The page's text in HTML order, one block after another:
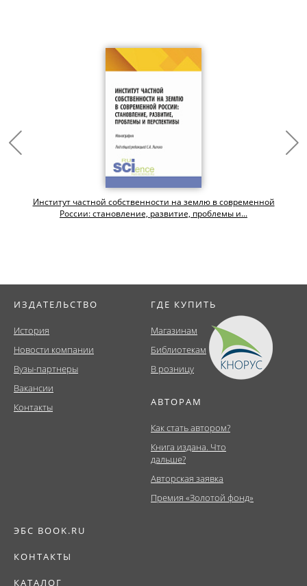
Институт частной собственности на землю в современной
России: становление, развитие, проблемы и...
ИЗДАТЕЛЬСТВО
История
Новости компании
Вузы-партнеры
Вакансии
Контакты
ГДЕ КУПИТЬ
Магазинам
Библиотекам
В розницу
АВТОРАМ
Как стать автором?
Книга издана. Что
дальше?
Авторская заявка
Премия «Золотой фонд»
ЭБС BOOK.RU
КОНТАКТЫ
КАТАЛОГ